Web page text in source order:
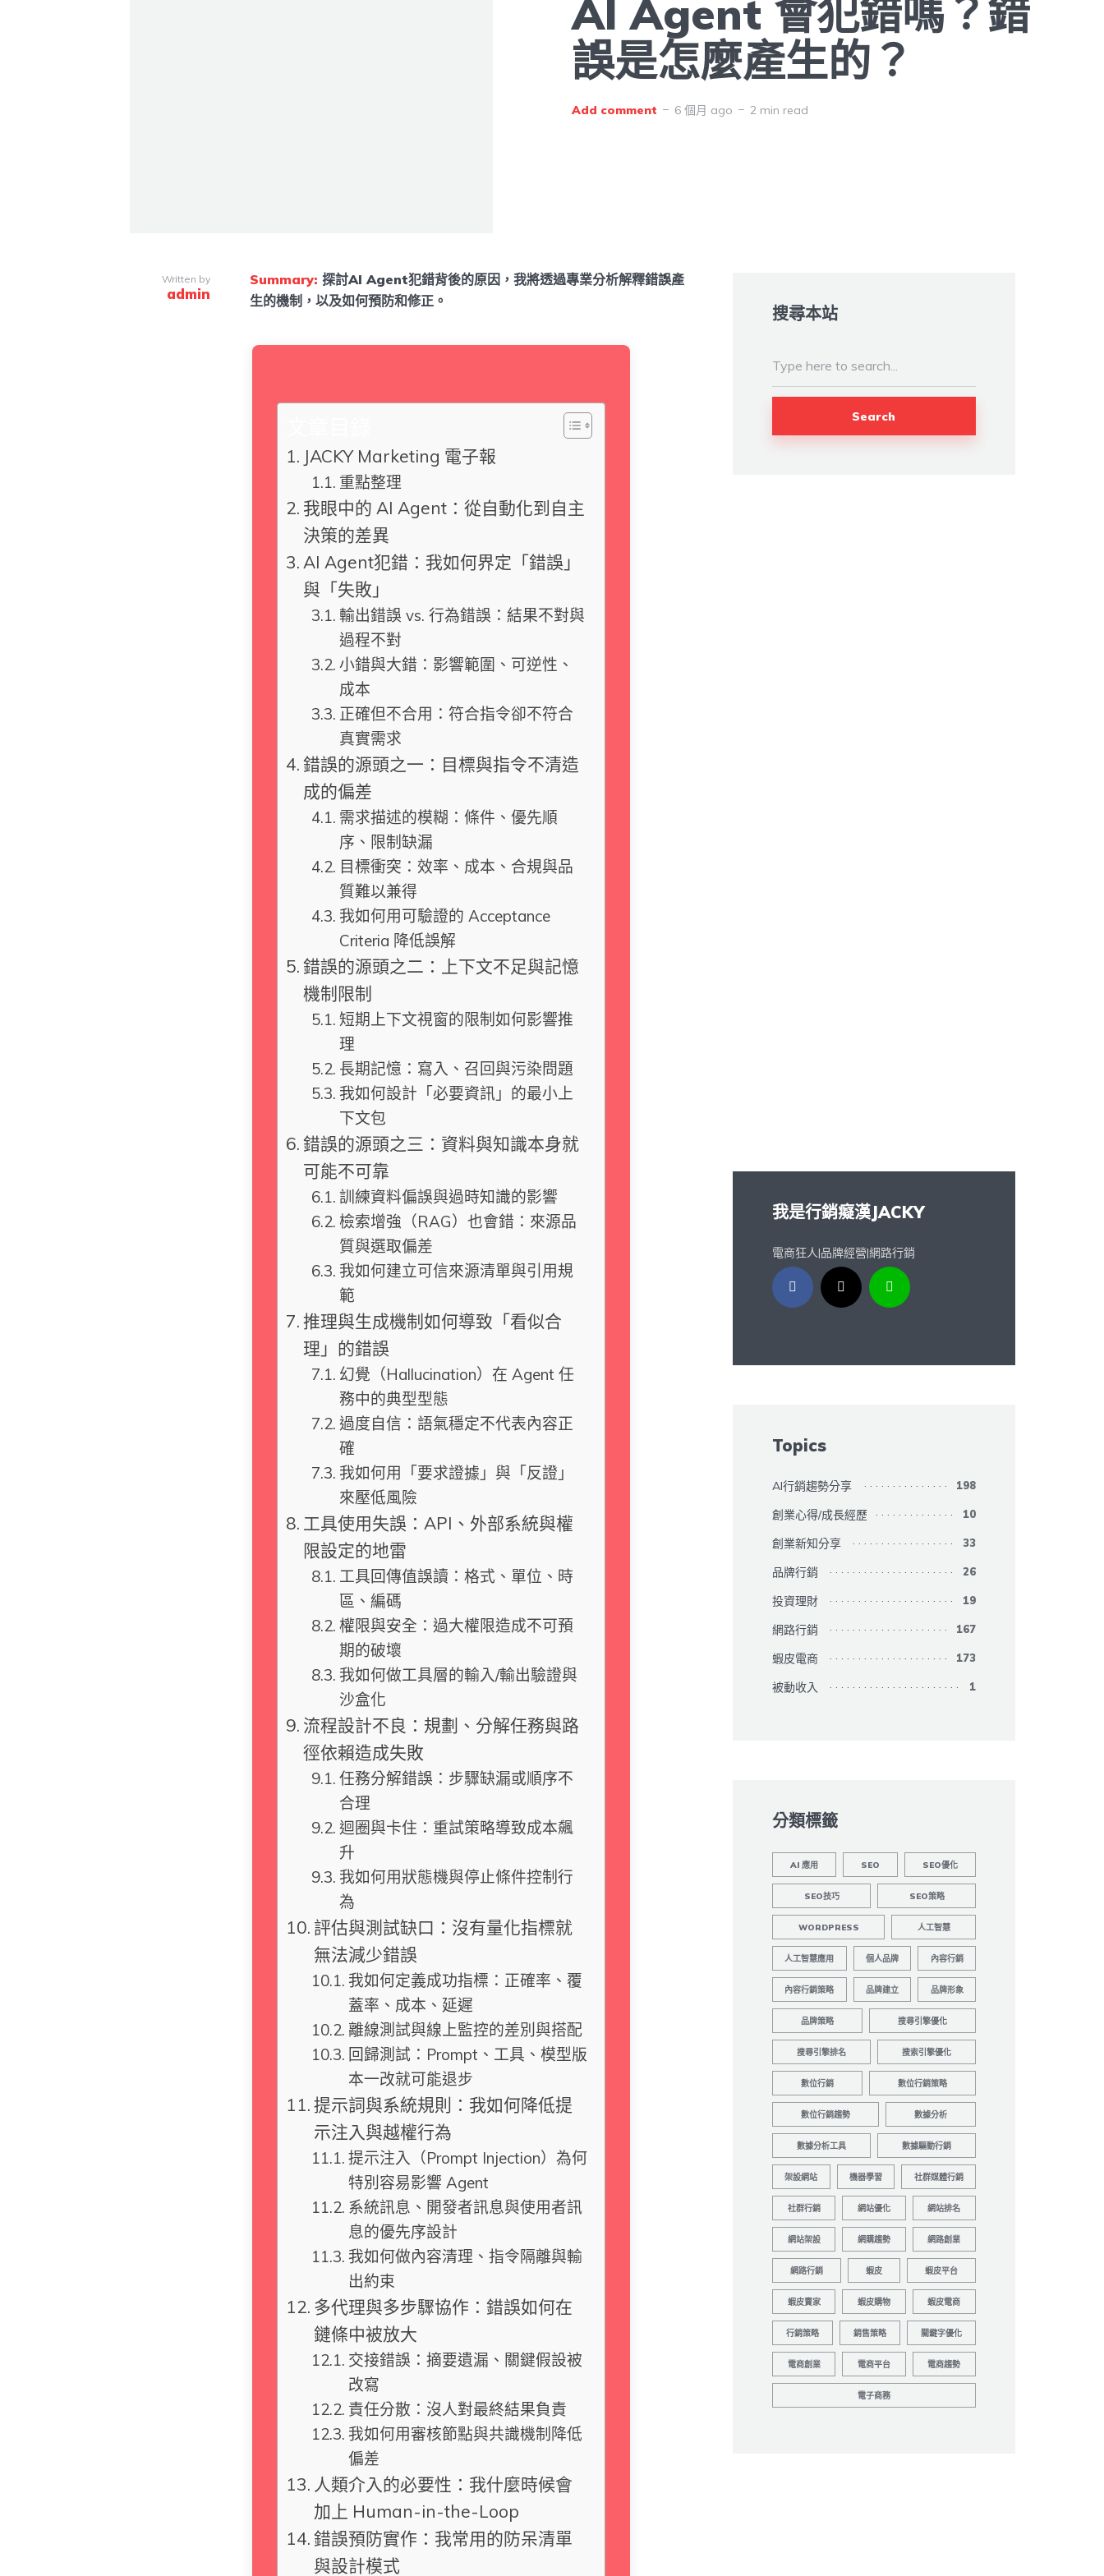
AI Agent 會犯錯嗎？錯
誤是怎麼產生的？
Add comment 6 個月 ago 2 min read
Written by
admin
Summary: 探討AI Agent犯錯背後的原因，我將透過專業分析解釋錯誤產
生的機制，以及如何預防和修正。
JACKY Marketing 電子報
重點整理
我眼中的 AI Agent：從自動化到自主
決策的差異
AI Agent犯錯：我如何界定「錯誤」
與「失敗」
輸出錯誤 vs. 行為錯誤：結果不對與
過程不對
小錯與大錯：影響範圍、可逆性、
成本
正確但不合用：符合指令卻不符合
真實需求
錯誤的源頭之一：目標與指令不清造
成的偏差
需求描述的模糊：條件、優先順
序、限制缺漏
目標衝突：效率、成本、合規與品
質難以兼得
我如何用可驗證的 Acceptance
Criteria 降低誤解
錯誤的源頭之二：上下文不足與記憶
機制限制
短期上下文視窗的限制如何影響推
理
長期記憶：寫入、召回與污染問題
我如何設計「必要資訊」的最小上
下文包
錯誤的源頭之三：資料與知識本身就
可能不可靠
訓練資料偏誤與過時知識的影響
檢索增強（RAG）也會錯：來源品
質與選取偏差
我如何建立可信來源清單與引用規
範
推理與生成機制如何導致「看似合
理」的錯誤
幻覺（Hallucination）在 Agent 任
務中的典型型態
過度自信：語氣穩定不代表內容正
確
我如何用「要求證據」與「反證」
來壓低風險
工具使用失誤：API、外部系統與權
限設定的地雷
工具回傳值誤讀：格式、單位、時
區、編碼
權限與安全：過大權限造成不可預
期的破壞
我如何做工具層的輸入/輸出驗證與
沙盒化
流程設計不良：規劃、分解任務與路
徑依賴造成失敗
任務分解錯誤：步驟缺漏或順序不
合理
迴圈與卡住：重試策略導致成本飆
升
我如何用狀態機與停止條件控制行
為
評估與測試缺口：沒有量化指標就
無法減少錯誤
我如何定義成功指標：正確率、覆
蓋率、成本、延遲
離線測試與線上監控的差別與搭配
回歸測試：Prompt、工具、模型版
本一改就可能退步
提示詞與系統規則：我如何降低提
示注入與越權行為
提示注入（Prompt Injection）為何
特別容易影響 Agent
系統訊息、開發者訊息與使用者訊
息的優先序設計
我如何做內容清理、指令隔離與輸
出約束
多代理與多步驟協作：錯誤如何在
鏈條中被放大
交接錯誤：摘要遺漏、關鍵假設被
改寫
責任分散：沒人對最終結果負責
我如何用審核節點與共識機制降低
偏差
人類介入的必要性：我什麼時候會
加上 Human-in-the-Loop
錯誤預防實作：我常用的防呆清單
與設計模式
搜尋本站
Search
我是行銷癡漢JACKY
電商狂人|品牌經營|網路行銷
Topics
AI行銷趨勢分享 198
創業心得/成長經歷 10
創業新知分享 33
品牌行銷 26
投資理財 19
網路行銷 167
蝦皮電商 173
被動收入 1
分類標籤
AI 應用 SEO SEO優化
SEO技巧 SEO策略
WORDPRESS 人工智慧
人工智慧應用 個人品牌 內容行銷
內容行銷策略 品牌建立 品牌形象
品牌策略 搜尋引擎優化
搜尋引擎排名 搜索引擎優化
數位行銷 數位行銷策略
數位行銷趨勢 數據分析
數據分析工具 數據驅動行銷
架設網站 機器學習 社群媒體行銷
社群行銷 網站優化 網站排名
網站架設 網購趨勢 網路創業
網路行銷 蝦皮 蝦皮平台
蝦皮賣家 蝦皮購物 蝦皮電商
行銷策略 銷售策略 關鍵字優化
電商創業 電商平台 電商趨勢
電子商務